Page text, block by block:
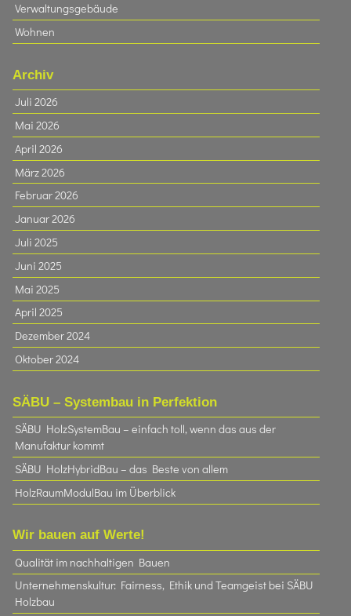
Verwaltungsgebäude
Wohnen
Archiv
Juli 2026
Mai 2026
April 2026
März 2026
Februar 2026
Januar 2026
Juli 2025
Juni 2025
Mai 2025
April 2025
Dezember 2024
Oktober 2024
SÄBU – Systembau in Perfektion
SÄBU HolzSystemBau – einfach toll, wenn das aus der
Manufaktur kommt
SÄBU HolzHybridBau – das Beste von allem
HolzRaumModulBau im Überblick
Wir bauen auf Werte!
Qualität im nachhaltigen Bauen
Unternehmenskultur: Fairness, Ethik und Teamgeist bei SÄBU
Holzbau​